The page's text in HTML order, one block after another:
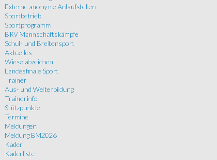
Externe anonyme Anlaufstellen
Sportbetrieb
Sportprogramm
BRV Mannschaftskämpfe
Schul- und Breitensport
Aktuelles
Wieselabzeichen
Landesfinale Sport
Trainer
Aus- und Weiterbildung
Trainerinfo
Stützpunkte
Termine
Meldungen
Meldung BM2026
Kader
Kaderliste